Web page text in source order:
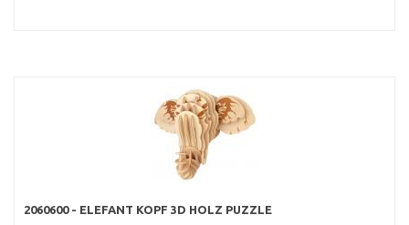
2060600 - ELEFANT KOPF 3D HOLZ PUZZLE